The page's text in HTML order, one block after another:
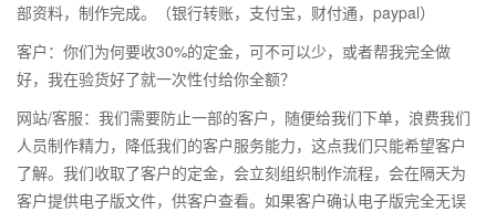
部资料，制作完成。（银行转账，支付宝，财付通，paypal）
客户：你们为何要收30%的定金，可不可以少，或者帮我完全做
好，我在验货好了就一次性付给你全额？
网站/客服：我们需要防止一部的客户，随便给我们下单，浪费我们
人员制作精力，降低我们的客户服务能力，这点我们只能希望客户
了解。我们收取了客户的定金，会立刻组织制作流程，会在隔天为
客户提供电子版文件，供客户查看。如果客户确认电子版完全无误